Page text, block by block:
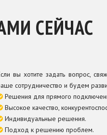
СЕЙЧАС
вы хотите задать вопрос,
сотрудничество и будем
Решения для прямого
Высокое качество,
Индивидуальные решения.
Подход к решению проблем.